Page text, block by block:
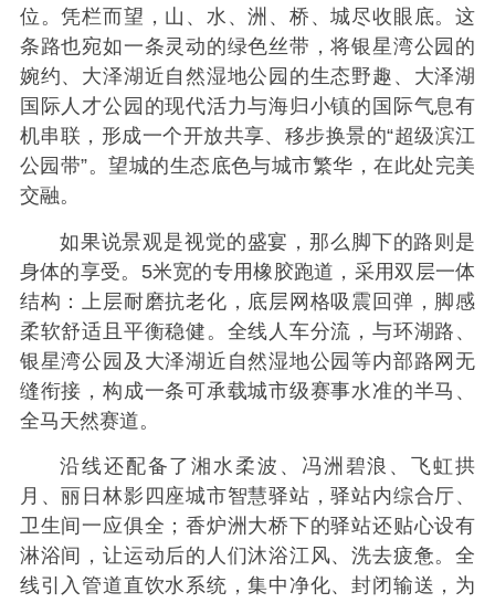
位。凭栏而望，山、水、洲、桥、城尽收眼底。这
条路也宛如一条灵动的绿色丝带，将银星湾公园的
婉约、大泽湖近自然湿地公园的生态野趣、大泽湖
国际人才公园的现代活力与海归小镇的国际气息有
机串联，形成一个开放共享、移步换景的“超级滨江
公园带”。望城的生态底色与城市繁华，在此处完美
交融。
如果说景观是视觉的盛宴，那么脚下的路则是
身体的享受。5米宽的专用橡胶跑道，采用双层一体
结构：上层耐磨抗老化，底层网格吸震回弹，脚感
柔软舒适且平衡稳健。全线人车分流，与环湖路、
银星湾公园及大泽湖近自然湿地公园等内部路网无
缝衔接，构成一条可承载城市级赛事水准的半马、
全马天然赛道。
沿线还配备了湘水柔波、冯洲碧浪、飞虹拱
月、丽日林影四座城市智慧驿站，驿站内综合厅、
卫生间一应俱全；香炉洲大桥下的驿站还贴心设有
淋浴间，让运动后的人们沐浴江风、洗去疲惫。全
线引入管道直饮水系统，集中净化、封闭输送，为